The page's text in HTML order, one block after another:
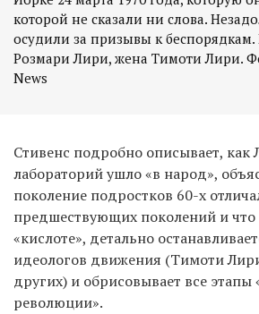
которой не сказали ни слова.
осудили за призывы к
Розмари Лири, жена Тимоти Лири.
News
Стивенс подробно описывает, как
лабораторий ушло «в народ»,
поколение подростков 60-х
предшествующих поколений и что
«кислоте», детально
идеологов движения (Тимоти
других) и обрисовывает все этапы
революции».